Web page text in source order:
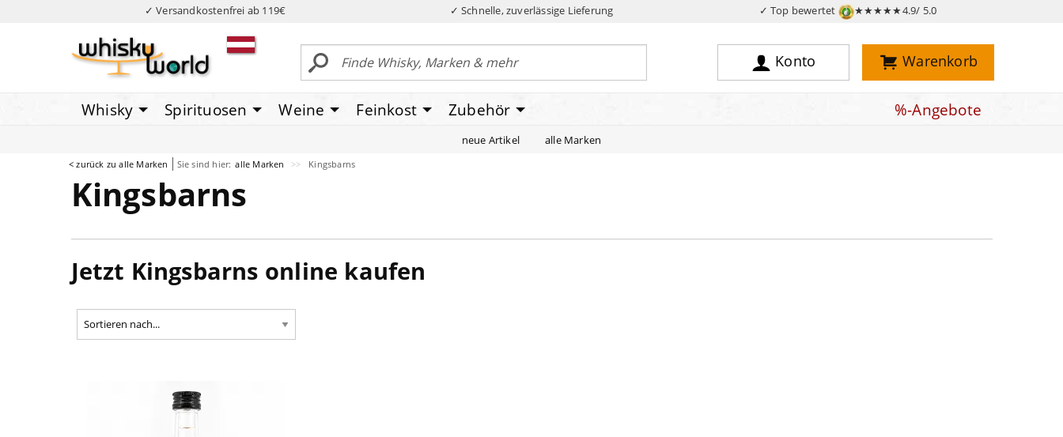
✓ Versandkostenfrei ab 119€ ✓ Schnelle, zuverlässige Lieferung ✓ Top bewertet ★★★★★4.9/ 5.0
Konto Warenkorb
Whisky Spirituosen Weine Feinkost Zubehör %-Angebote
neue Artikel alle Marken
< zurück zu alle Marken Sie sind hier: alle Marken Kingsbarns
Kingsbarns
Jetzt Kingsbarns online kaufen